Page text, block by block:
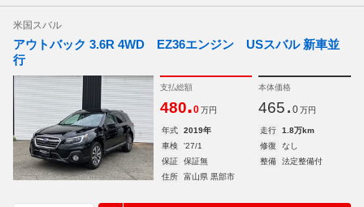
米国スバル
アウトバック 3.6R 4WD EZ36エンジン USスバル 新車並
行
支払総額
480.0 万円
本体価格
465. 0 万円
年式 2019年 走行
1.8万km
車検
'27/1 修復
なし
保証
保証無 整備
法定整備付
住所
富山県 黒部市